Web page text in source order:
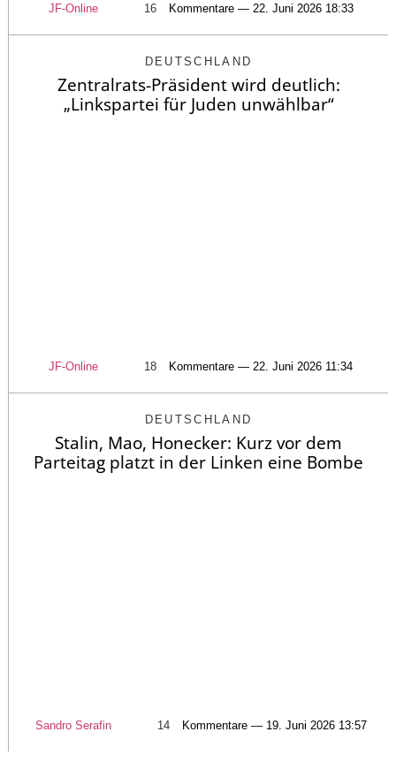
JF-Online 16 Kommentare — 22. Juni 2026 18:33
DEUTSCHLAND
Zentralrats-Präsident wird deutlich:
„Linkspartei für Juden unwählbar“
JF-Online 18 Kommentare — 22. Juni 2026 11:34
DEUTSCHLAND
Stalin, Mao, Honecker: Kurz vor dem
Parteitag platzt in der Linken eine Bombe
Sandro Serafin 14 Kommentare — 19. Juni 2026 13:57